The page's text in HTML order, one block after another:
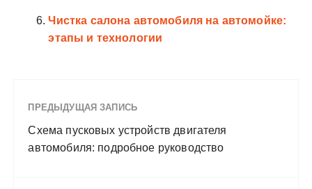
Чистка салона автомобиля на автомойке:
этапы и технологии
ПРЕДЫДУЩАЯ ЗАПИСЬ
Схема пусковых устройств двигателя
автомобиля: подробное руководство